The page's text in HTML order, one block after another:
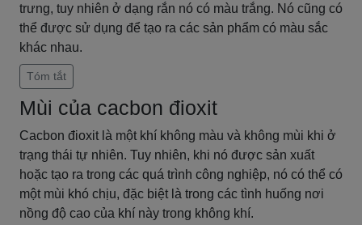
trưng, tuy nhiên ở dạng rắn nó có màu trắng. Nó cũng có
thể được sử dụng để tạo ra các sản phẩm có màu sắc
khác nhau.
Tóm tắt
Mùi của cacbon đioxit
Cacbon đioxit là một khí không màu và không mùi khi ở
trạng thái tự nhiên. Tuy nhiên, khi nó được sản xuất
hoặc tạo ra trong các quá trình công nghiệp, nó có thể có
một mùi khó chịu, đặc biệt là trong các tình huống nơi
nồng độ cao của khí này trong không khí.